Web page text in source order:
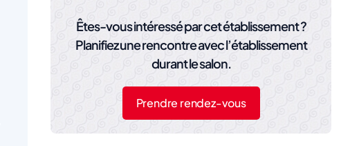
Êtes-vous intéressé par cet établissement ?
Planifiez une rencontre avec l’établissement
durant le salon.
Prendre rendez-vous